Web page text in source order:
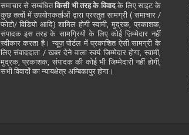
समाचार से सम्बंधितकिसी भी तरह के विवादके लिए साइट के
कुछ तत्वों में उपयोगकर्ताओं द्वारा प्रस्तुत सामग्री ( समाचार /
फोटो/ विडियो आदि) शामिल होगी स्वामी, मुद्रक, प्रकाशक,
संपादक इस तरह के सामग्रियों के लिए कोई ज़िम्मेदार नहीं
स्वीकार करता है। न्यूज़ पोर्टल में प्रकाशित ऐसी सामग्री के
लिए संवाददाता / खबर देने वाला स्वयं जिम्मेदार होगा, स्वामी,
मुद्रक, प्रकाशक, संपादक की कोई भी जिम्मेदारी नहीं होगी,
सभी विवादों का न्यायक्षेत्र अम्बिकापुर होगा।